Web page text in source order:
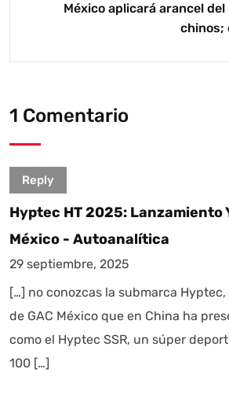
México aplicará arancel
chinos;
1 Comentario
Reply
Hyptec HT 2025: Lanzamiento
México - Autoanalítica
29 septiembre, 2025
[…] no conozcas la submarca
de GAC México que en China ha
como el Hyptec SSR, un súper
100 […]